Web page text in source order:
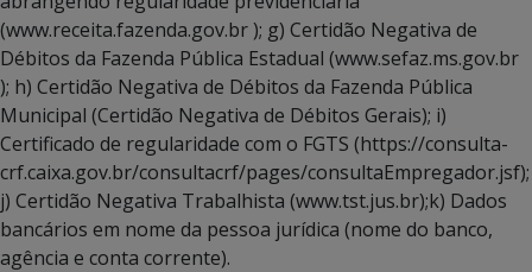
(www.receita.fazenda.gov.br ); g) Certidão Negativa de
Débitos da Fazenda Pública Estadual (www.sefaz.ms.gov.br
); h) Certidão Negativa de Débitos da Fazenda Pública
Municipal (Certidão Negativa de Débitos Gerais); i)
Certificado de regularidade com o FGTS (https://consulta-
crf.caixa.gov.br/consultacrf/pages/consultaEmpregador.jsf);
j) Certidão Negativa Trabalhista (www.tst.jus.br);k) Dados
bancários em nome da pessoa jurídica (nome do banco,
agência e conta corrente).